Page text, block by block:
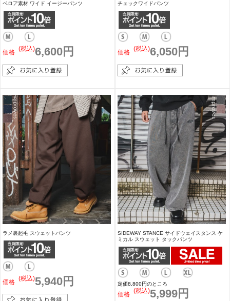
ベロア素材 ワイド イージーパンツ
価格 6,600円
(税込)
チェックワイドパンツ
価格 6,050円
(税込)
ラメ裏起毛 スウェットパンツ
価格 5,940円
(税込)
SIDEWAY STANCE サイドウェイスタンス ケ
ミカル スウェット タックパンツ
定価8,800円のところ
価格 5,999円
(税込)